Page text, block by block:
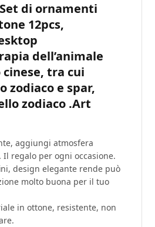
di ornamenti
12pcs,
dell’animale
tra cui
zodiaco e spar,
zodiaco .Art
aggiungi atmosfera
Il regalo per ogni occasione.
design elegante rende può
molto buona per il tuo
in ottone, resistente, non